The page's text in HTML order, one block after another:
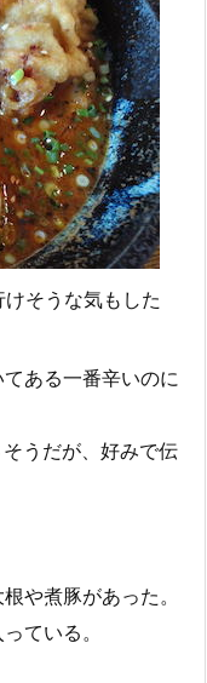
そうな気もした
ある一番辛いのに
うだが、好みで伝
や煮豚があった。
ている。